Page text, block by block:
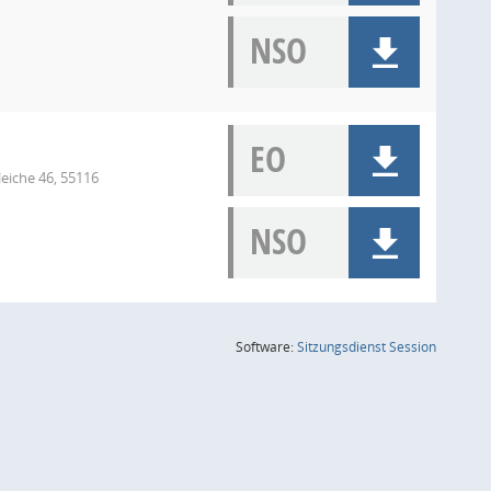
NSO
46, 55116
EO
NSO
Software:SitzungsdienstSession(Wird in